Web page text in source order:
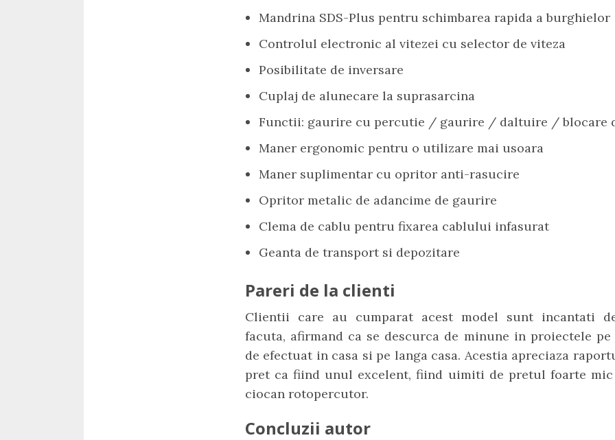
Mandrina SDS-Plus pentru schimbarea rapida a burghielor
Controlul electronic al vitezei cu selector de viteza
Posibilitate de inversare
Cuplaj de alunecare la suprasarcina
Functii: gaurire cu percutie / gaurire / daltuire / blocare
Maner ergonomic pentru o utilizare mai usoara
Maner suplimentar cu opritor anti-rasucire
Opritor metalic de adancime de gaurire
Clema de cablu pentru fixarea cablului infasurat
Geanta de transport si depozitare
Pareri de la clienti
Clientii care au cumparat acest model sunt incantati
facuta, afirmand ca se descurca de minune in proiectele
de efectuat in casa si pe langa casa. Acestia apreciaza
pret ca fiind unul excelent, fiind uimiti de pretul foarte
ciocan rotopercutor.
Concluzii autor